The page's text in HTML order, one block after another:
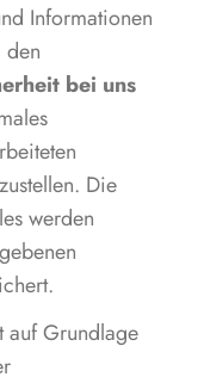
Informationen
den
bei uns
Die
werden
auf Grundlage